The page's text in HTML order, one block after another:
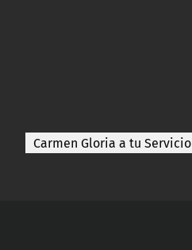
Carmen Gloria a tu Servicio